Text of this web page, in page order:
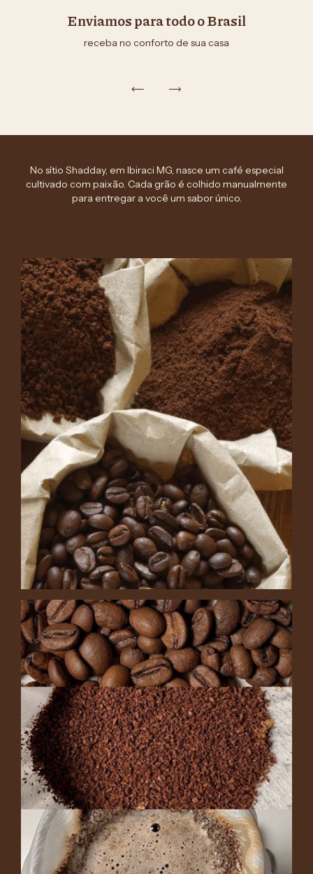
Enviamos para todo o Brasil
receba no conforto de sua casa
No sítio Shadday, em Ibiraci MG, nasce um café especial
cultivado com paixão. Cada grão é colhido manualmente
para entregar a você um sabor único.